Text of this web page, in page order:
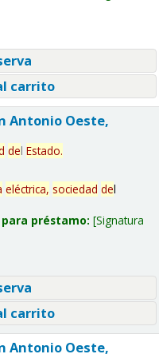
carrito
Antonio Oeste,
del Estado.
eléctrica, sociedad del
préstamo: Signatura
carrito
Antonio Oeste,